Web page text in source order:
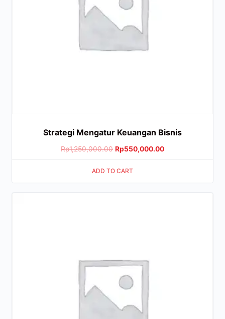
Strategi Mengatur Keuangan Bisnis
Rp1,250,000.00 Rp550,000.00
ADD TO CART